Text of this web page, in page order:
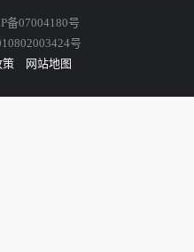
备07004180号
号
策 网站地图